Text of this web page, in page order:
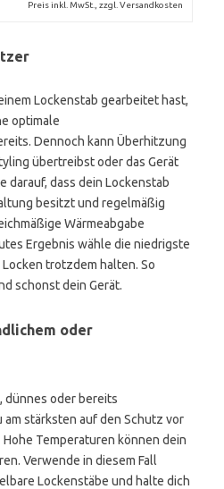
Preis inkl. MwSt., zzgl. Versandkosten
Lockenstab gearbeitet hast,
optimale
Dennoch kann Überhitzung
übertreibst oder das Gerät
darauf, dass dein Lockenstab
besitzt und regelmäßig
Wärmeabgabe
Ergebnis wähle die niedrigste
trotzdem halten. So
schonst dein Gerät.
oder
dünnes oder bereits
am stärksten auf den Schutz vor
Temperaturen können dein
Verwende in diesem Fall
Lockenstäbe und halte dich